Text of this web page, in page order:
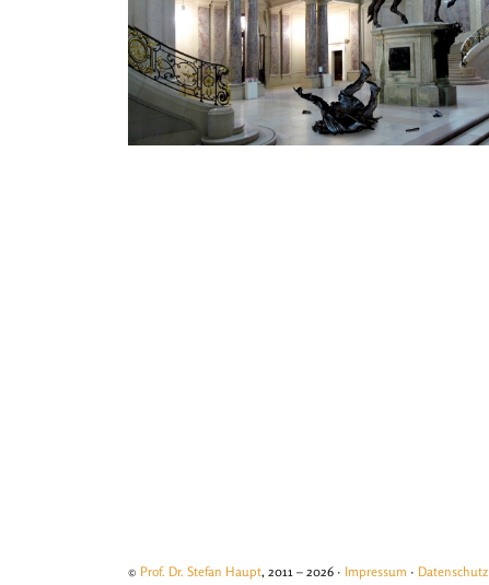
© Prof. Dr. Stefan Haupt, 2011 – 2026 · Impressum · Datenschutz